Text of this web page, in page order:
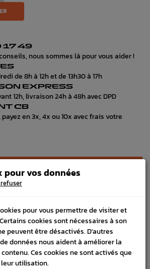
17 49
nous sommes là pour vous aider !
de 8h à 12h et de 13h30 à 17h
EXPRESS
12h, livraison 24h à 48h avec DPD
CB
payez en 3x, 4x ou 10x avec frais votre
pour vos données
pour vous permettre de visiter et
cookies sont nécessaires à son
peuvent être désactivés. D'autres
données nous aident à améliorer la
Ces cookies ne sont activés que
utilisation.